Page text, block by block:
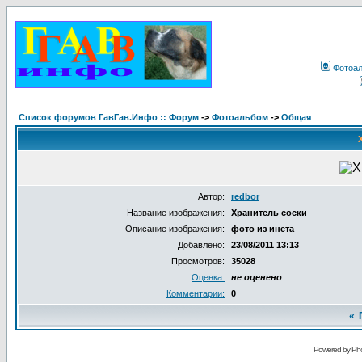
Список форумов ГавГав.Инфо :: Форум -> Фотоальбом -> Общая
Автор:
redbor
Название изображения:
Хранитель соски
Описание изображения:
фото из инета
Добавлено:
23/08/2011 13:13
Просмотров:
35028
Оценка:
не оценено
Комментарии:
0
«
Powered by